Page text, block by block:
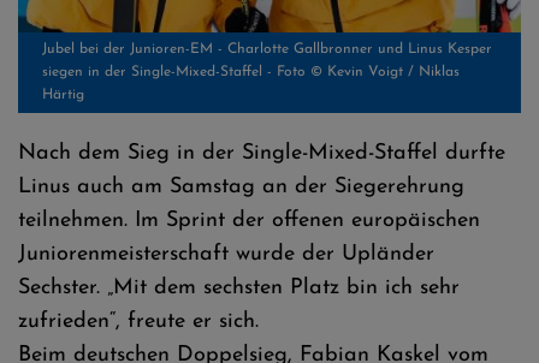
Jubel bei der Junioren-EM - Charlotte Gallbronner und Linus Kesper
siegen in der Single-Mixed-Staffel - Foto © Kevin Voigt / Niklas
Härtig
Nach dem Sieg in der Single-Mixed-Staffel durfte
Linus auch am Samstag an der Siegerehrung
teilnehmen. Im Sprint der offenen europäischen
Juniorenmeisterschaft wurde der Upländer
Sechster. „Mit dem sechsten Platz bin ich sehr
zufrieden“, freute er sich.
Beim deutschen Doppelsieg, Fabian Kaskel vom